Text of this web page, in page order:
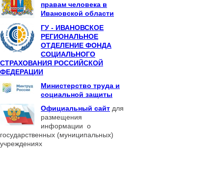
правам человека в
Ивановской области
ГУ - ИВАНОВСКОЕ
РЕГИОНАЛЬНОЕ
ОТДЕЛЕНИЕ ФОНДА
СОЦИАЛЬНОГО
СТРАХОВАНИЯ РОССИЙСКОЙ
ФЕДЕРАЦИИ
Министерство труда и
социальной защиты
Официальный сайт для
размещения
информации о
государственных (муниципальных)
учреждениях